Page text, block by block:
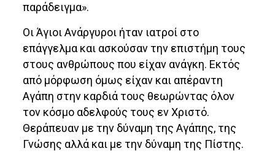
παράδειγμα».
Οι Άγιοι Ανάργυροι ήταν ιατροί στο
επάγγελμα και ασκούσαν την επιστήμη τους
στους ανθρώπους που είχαν ανάγκη. Εκτός
από μόρφωση όμως είχαν και απέραντη
Αγάπη στην καρδιά τους θεωρώντας όλον
τον κόσμο αδελφούς τους εν Χριστό.
Θεράπευαν με την δύναμη της Αγάπης, της
Γνώσης αλλά και με την δύναμη της Πίστης.